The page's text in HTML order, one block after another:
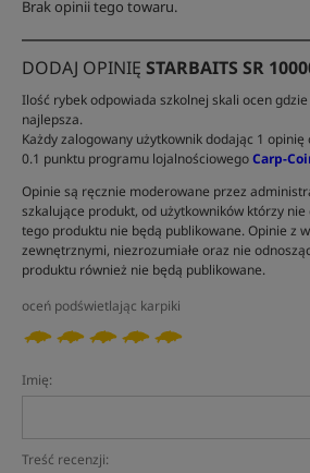
Brak opinii tego towaru.
DODAJ OPINIĘ STARBAITS SR
Ilość rybek odpowiada szkolnej skali ocen
najlepsza.
Każdy zalogowany użytkownik dodając 1
0.1 punktu programu lojalnościowegoCarp-
Opinie są ręcznie moderowane przez
szkalujące produkt, od użytkowników którzy
tego produktu nie będą publikowane. Opinie z
zewnętrznymi, niezrozumiałe oraz nie
produktu również nie będą publikowane.
oceń podświetlając karpiki
Imię:
Treść recenzji: